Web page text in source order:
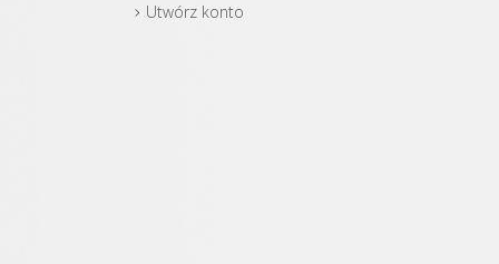
Utwórz konto